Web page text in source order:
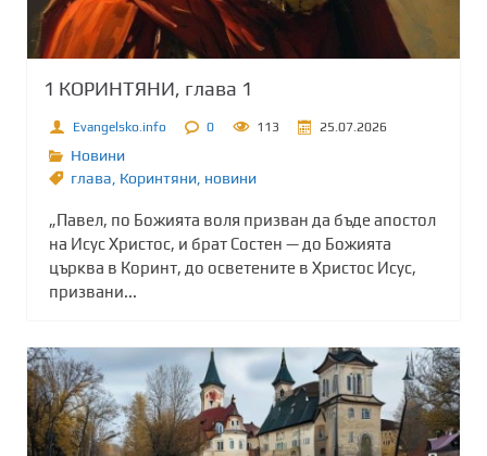
1 КОРИНТЯНИ, глава 1
Evangelsko.info 0 113 25.07.2026
Новини
глава, Коринтяни, новини
„Павел, по Божията воля призван да бъде апостол
на Исус Христос, и брат Состен — до Божията
църква в Коринт, до осветените в Христос Исус,
призвани...